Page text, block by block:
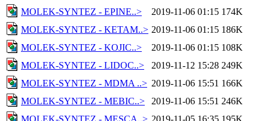
MOLEK-SYNTEZ - EPINE..>
2019-11-06 01:15 174K
MOLEK-SYNTEZ - KETAM..> 2019-11-06 01:15 186K
MOLEK-SYNTEZ - KOJIC..>
2019-11-06 01:15 108K
MOLEK-SYNTEZ - LIDOC..>
2019-11-12 15:28 249K
MOLEK-SYNTEZ - MDMA ..> 2019-11-06 15:51 166K
MOLEK-SYNTEZ - MEBIC..>
2019-11-06 15:51 246K
MOLEK-SYNTEZ - MESCA..> 2019-11-05 16:35 195K